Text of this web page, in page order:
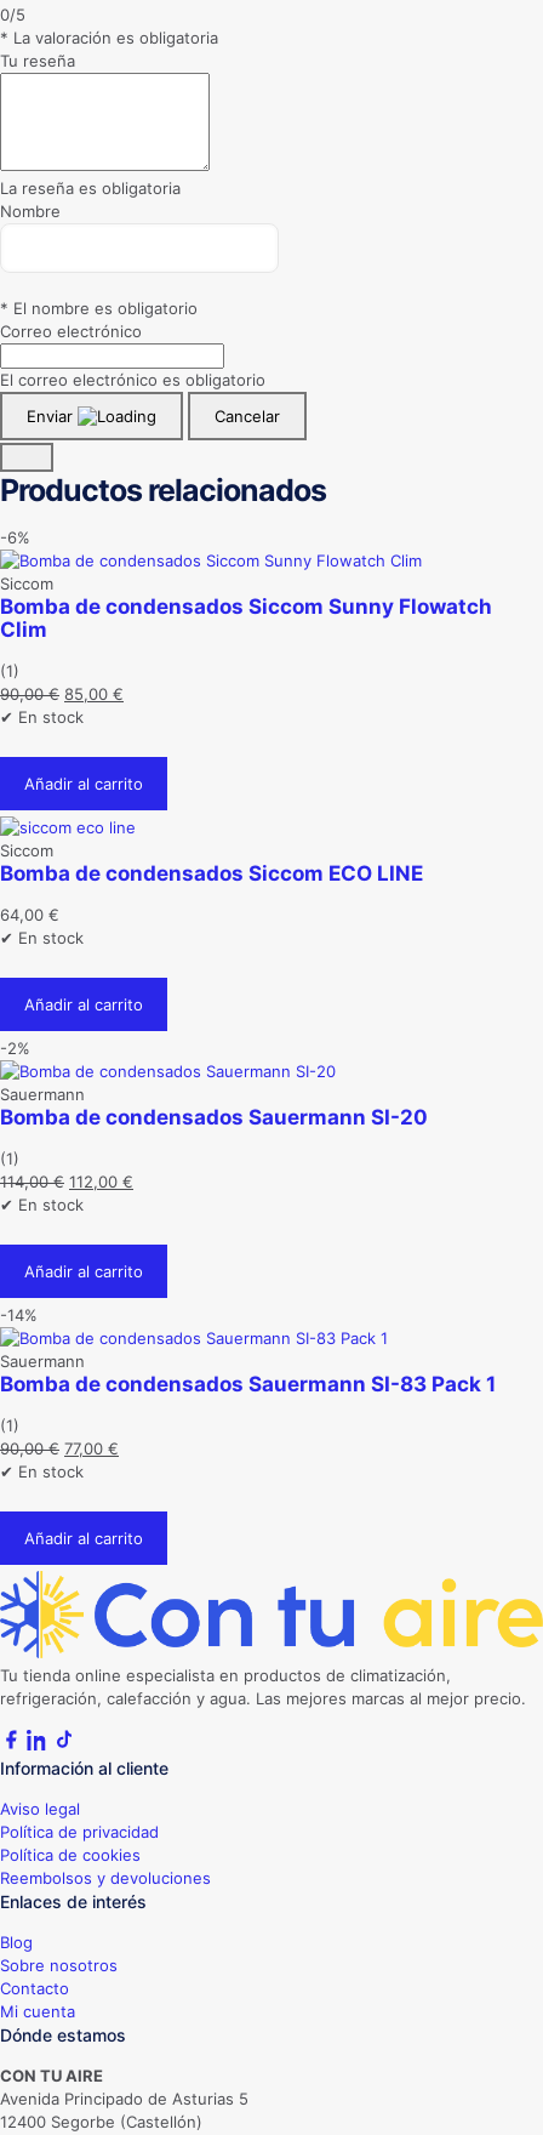
0/5
* La valoración es obligatoria
Tu reseña
La reseña es obligatoria
Nombre
* El nombre es obligatorio
Correo electrónico
El correo electrónico es obligatorio
Enviar
Cancelar
Productos relacionados
-6%
Siccom
Bomba de condensados Siccom Sunny Flowatch
Clim
(1)
90,00€ El
precio
era:
90,00 €.
85,00 €
es:
85,00 €.
✔ En stock
Añadir al carrito
Siccom
Bomba de condensados Siccom ECO LINE
64,00 €
✔ En stock
Añadir al carrito
-2%
Sauermann
Bomba de condensados Sauermann SI-20
(1)
114,00€ El
precio
era:
114,00 €.
112,00 €
es:
112,00 €.
✔ En stock
Añadir al carrito
-14%
Sauermann
Bomba de condensados Sauermann SI-83 Pack 1
(1)
90,00€ El
precio
era:
90,00 €.
77,00 €
es:
77,00 €.
✔ En stock
Añadir al carrito
Tu tienda online especialista en productos de climatización,
refrigeración, calefacción y agua. Las mejores marcas al mejor precio.
Información al cliente
Aviso legal
Política de privacidad
Política de cookies
Reembolsos y devoluciones
Enlaces de interés
Blog
Sobre nosotros
Contacto
Mi cuenta
Dónde estamos
CON TU AIRE
Avenida Principado de Asturias 5
12400 Segorbe (Castellón)